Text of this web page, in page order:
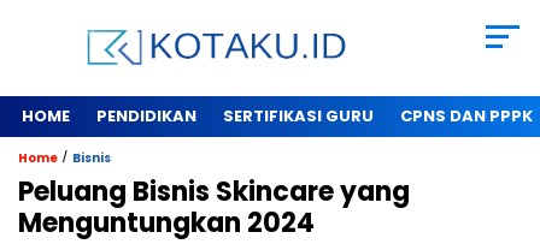
HOME PENDIDIKAN SERTIFIKASI GURU CPNS DAN PPPK
Home / Bisnis
Peluang Bisnis Skincare yang
Menguntungkan 2024